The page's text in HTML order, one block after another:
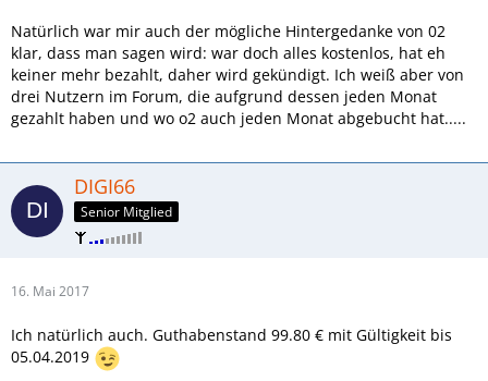
Natürlich war mir auch der mögliche Hintergedanke von 02
klar, dass man sagen wird: war doch alles kostenlos, hat eh
keiner mehr bezahlt, daher wird gekündigt. Ich weiß aber von
drei Nutzern im Forum, die aufgrund dessen jeden Monat
gezahlt haben und wo o2 auch jeden Monat abgebucht hat.....
DIGI66
Senior Mitglied
16. Mai 2017
Ich natürlich auch. Guthabenstand 99.80 € mit Gültigkeit bis
05.04.2019